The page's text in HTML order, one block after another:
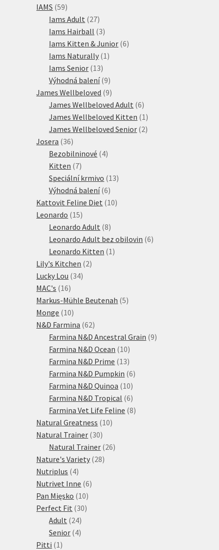
IAMS 5959
produktů
Iams Adult 2727
produktů
Iams Hairball 33
produkty
Iams Kitten & Junior 66
Iams Naturally 1 1
Iams Senior 1313
produktů
Výhodná balení 99
produktů
James Wellbeloved 99
produktů
James Wellbeloved Adult 66
produktů
James Wellbeloved Kitten 1 1
produkt
James Wellbeloved Senior 22
Josera 3636
produktů
Bezobilninové 44
Kitten 77
produktů
Speciální krmivo 1313
Výhodná balení 66
produktů
Kattovit Feline Diet 1010
Leonardo 1515
produktů
Leonardo Adult 88
produktů
Leonardo Adult bez obilovin 66
Leonardo Kitten 1 1
Lily's Kitchen 22
Lucky Lou 3434
MAC's 1616
produktů
Markus-Mühle Beutenah 55
Monge 1010
produktů
N&D Farmina 6262
produktů
Farmina N&D Ancestral Grain 99
Farmina N&D Ocean 1010
produktů
Farmina N&D Prime 1313
produktů
Farmina N&D Pumpkin 66
Farmina N&D Quinoa 1010
produktů
Farmina N&D Tropical 66
produktů
Farmina Vet Life Feline 88
Natural Greatness 1010
Natural Trainer 3030
produktů
Natural Trainer 2626
Nature's Variety 2828
Nutriplus 44
produkty
Nutrivet Inne 66
Pan Mięsko 1010
produktů
Perfect Fit 3030
Adult 2424
produktů
Senior 44
Pitti 1 1